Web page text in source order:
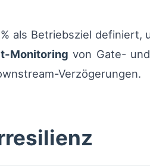
% als Betriebsziel definiert,
Monitoring von Gate-
Verzögerungen.